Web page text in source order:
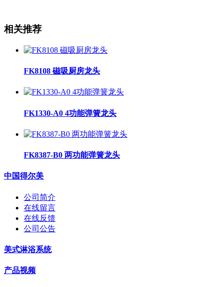
相关推荐
FK8108 磁吸厨房龙头
FK1330-A0 4功能弹簧龙头
FK8387-B0 两功能弹簧龙头
中国得尔美
公司简介
在线留言
在线反馈
公司公告
美式淋浴系统
产品视频